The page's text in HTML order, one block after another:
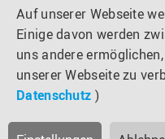
Auf unserer Webseite
Einige davon werden
uns andere
unserer Webseite zu
Datenschutz )
Instagram
Tiktok